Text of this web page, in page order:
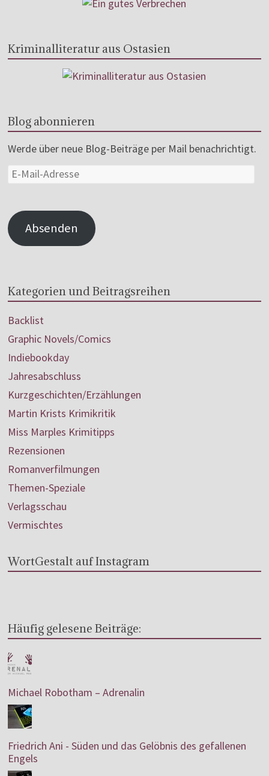
Kriminalliteratur aus Ostasien
Blog abonnieren
Werde über neue Blog-Beiträge per Mail benachrichtigt.
Absenden
Kategorien und Beitragsreihen
Backlist
Graphic Novels/Comics
Indiebookday
Jahresabschluss
Kurzgeschichten/Erzählungen
Martin Krists Krimikritik
Miss Marples Krimitipps
Rezensionen
Romanverfilmungen
Themen-Speziale
Verlagsschau
Vermischtes
WortGestalt auf Instagram
Häufig gelesene Beiträge:
Michael Robotham – Adrenalin
Friedrich Ani - Süden und das Gelöbnis des gefallenen
Engels